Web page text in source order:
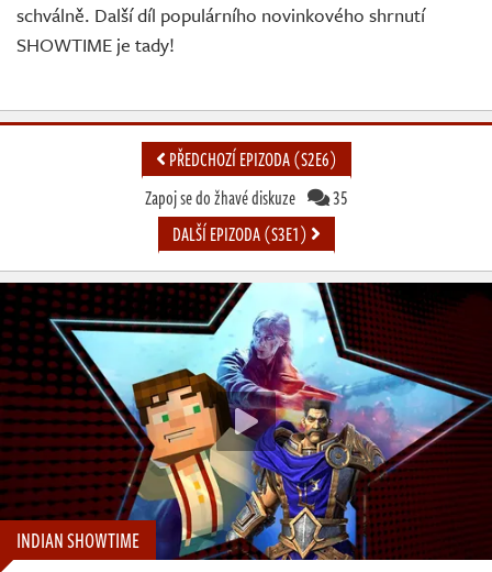
schválně. Další díl populárního novinkového shrnutí
SHOWTIME je tady!
PŘEDCHOZÍ EPIZODA (S2E6)
Zapoj se do žhavé diskuze
35
DALŠÍ EPIZODA (S3E1)
INDIAN SHOWTIME